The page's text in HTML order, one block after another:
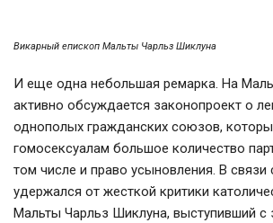
Викарный епископ Мальты Чарльз Шиклуна
И еще одна небольшая ремарка. На
активно обсуждается законопроект о
однополых гражданских союзов,
гомосексуалам большое количество
том числе и право усыновления. В связи
удержался от жесткой критики
Мальты Чарльз Шиклуна, выступивший с